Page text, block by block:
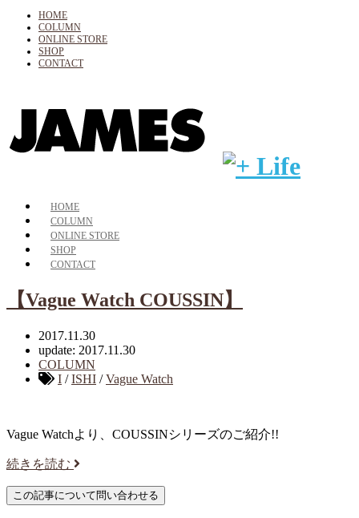
HOME
COLUMN
ONLINE STORE
SHOP
CONTACT
HOME
COLUMN
ONLINE STORE
SHOP
CONTACT
【Vague Watch COUSSIN】
2017.11.30
update: 2017.11.30
COLUMN
I /ISHI /Vague Watch
Vague Watchより、COUSSINシリーズのご紹介!!
続きを読む